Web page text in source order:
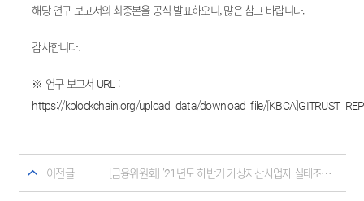
해당 연구 보고서의 최종본을 공식 발표하오니, 많은 참고 바랍니다.
감사합니다.
※ 연구 보고서 URL :
https://kblockchain.org/upload_data/download_file/
이전글 [금융위원회] '21년도 하반기 가상자산사업자 실태조사 결과